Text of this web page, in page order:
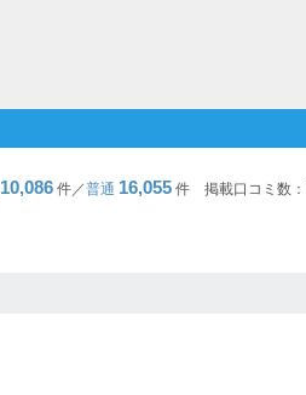
10,086 件／普通 16,055 件 掲載口コミ数：